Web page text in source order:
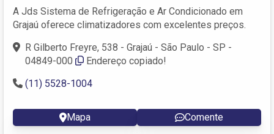
A Jds Sistema de Refrigeração e Ar Condicionado em
Grajaú oferece climatizadores com excelentes preços.
R Gilberto Freyre, 538 - Grajaú - São Paulo - SP -
04849-000
Endereço copiado!
(11) 5528-1004
Mapa Comente